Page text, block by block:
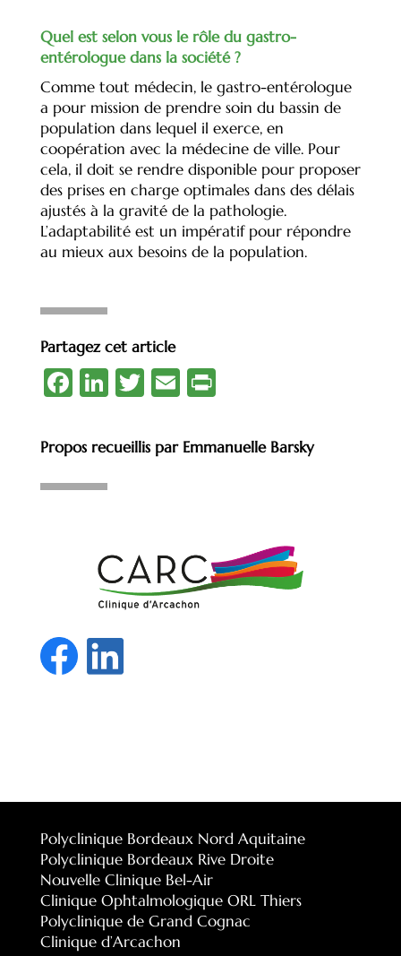
Quel est selon vous le rôle du gastro-
entérologue dans la société ?
Comme tout médecin, le gastro-entérologue
a pour mission de prendre soin du bassin de
population dans lequel il exerce, en
coopération avec la médecine de ville. Pour
cela, il doit se rendre disponible pour proposer
des prises en charge optimales dans des délais
ajustés à la gravité de la pathologie.
L’adaptabilité est un impératif pour répondre
au mieux aux besoins de la population.
Partagez cet article
Fa
e
o
Li
k
T
tt
er
E
ai
Pr
tF
dl
y
Propos recueillis par Emmanuelle Barsky
Polyclinique Bordeaux Nord Aquitaine
Polyclinique Bordeaux Rive Droite
Nouvelle Clinique Bel-Air
Clinique Ophtalmologique ORL Thiers
Polyclinique de Grand Cognac
Clinique d’Arcachon